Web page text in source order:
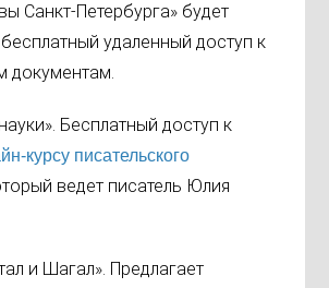
Санкт-Петербурга» будет
удаленный доступ к
документам.
Бесплатный доступ к
курсу писательского
ведет писатель Юлия
и Шагал». Предлагает